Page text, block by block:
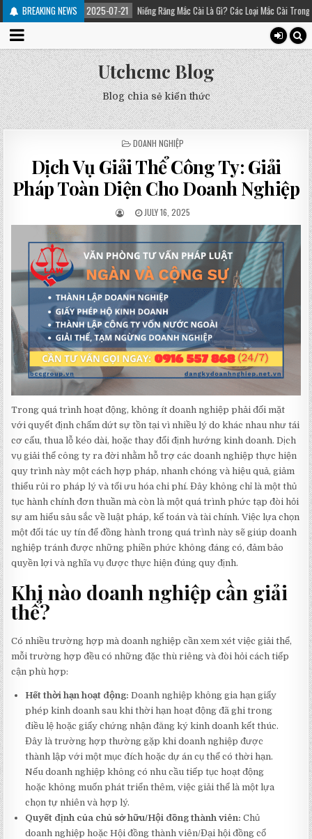
BREAKING NEWS
2025-07-21 Niềng Răng Mắc Cài Là Gì? Các Loại Mắc Cài Trong Niềng Răng –
Utchcmc Blog
Blog chia sẻ kiến thức
POSTED
DOANH NGHIỆP
Dịch Vụ Giải Thể Công Ty: Giải
Pháp Toàn Diện Cho Doanh Nghiệp
JULY 16, 2025
Trong quá trình hoạt động, không ít doanh nghiệp phải đối mặt
với quyết định chấm dứt sự tồn tại vì nhiều lý do khác nhau như tái
cơ cấu, thua lỗ kéo dài, hoặc thay đổi định hướng kinh doanh. Dịch
vụ giải thể công ty ra đời nhằm hỗ trợ các doanh nghiệp thực hiện
quy trình này một cách hợp pháp, nhanh chóng và hiệu quả, giảm
thiểu rủi ro pháp lý và tối ưu hóa chi phí. Đây không chỉ là một thủ
tục hành chính đơn thuần mà còn là một quá trình phức tạp đòi hỏi
sự am hiểu sâu sắc về luật pháp, kế toán và tài chính. Việc lựa chọn
một đối tác uy tín để đồng hành trong quá trình này sẽ giúp doanh
nghiệp tránh được những phiền phức không đáng có, đảm bảo
quyền lợi và nghĩa vụ được thực hiện đúng quy định.
Khi nào doanh nghiệp cần giải
thể?
Có nhiều trường hợp mà doanh nghiệp cần xem xét việc giải thể,
mỗi trường hợp đều có những đặc thù riêng và đòi hỏi cách tiếp
cận phù hợp:
Hết thời hạn hoạt động: Doanh nghiệp không gia hạn giấy
phép kinh doanh sau khi thời hạn hoạt động đã ghi trong
điều lệ hoặc giấy chứng nhận đăng ký kinh doanh kết thúc.
Đây là trường hợp thường gặp khi doanh nghiệp được
thành lập với một mục đích hoặc dự án cụ thể có thời hạn.
Nếu doanh nghiệp không có nhu cầu tiếp tục hoạt động
hoặc không muốn phát triển thêm, việc giải thể là một lựa
chọn tự nhiên và hợp lý.
Quyết định của chủ sở hữu/Hội đồng thành viên: Chủ
doanh nghiệp hoặc Hội đồng thành viên/Đại hội đồng cổ